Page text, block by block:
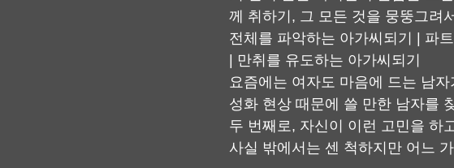
께 취하기, 그 모든 것을 뭉뚱그려
전체를 파악하는 아가씨되기 | 파
| 만취를 유도하는 아가씨되기
요즘에는 여자도 마음에 드는 남
성화 현상 때문에 쓸 만한 남자를
두 번째로, 자신이 이런 고민을 하
사실 밖에서는 센 척하지만 어느